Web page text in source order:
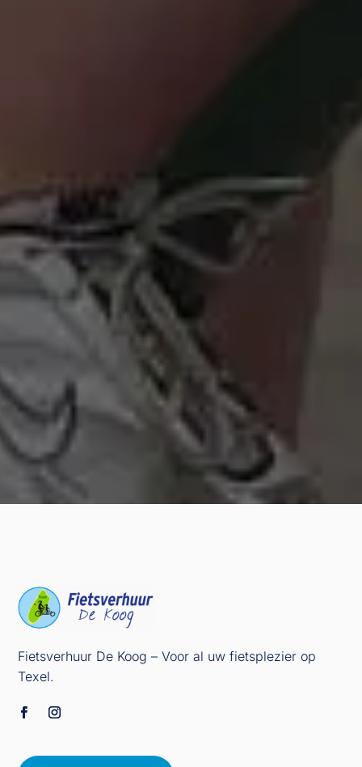
Snel, veilig en flexibel — u bent zo onderweg
Altijd de juiste fiets
Voor elk gezelschap, perfect onderhouden
Zorgeloos op pad
Wij regelen alles — u hoeft alleen nog te trappen
Fietsverhuur De Koog – Voor al uw fietsplezier op
Texel.